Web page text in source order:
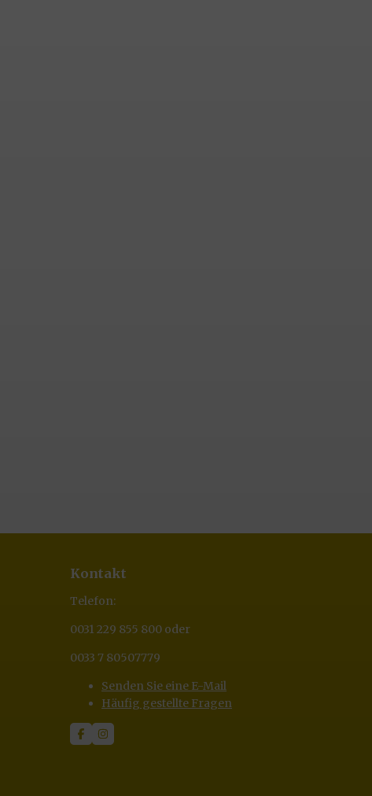
Kontakt
Telefon:
0031 229 855 800 oder
0033 7 80507779
Senden Sie eine E-Mail
Häufig gestellte Fragen